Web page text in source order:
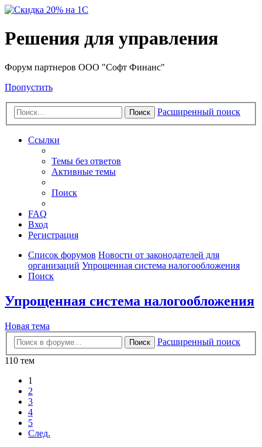
Решения для управления
Форум партнеров ООО "Софт Финанс"
Пропустить
Поиск Расширенный поиск
Ссылки
Темы без ответов
Активные темы
Поиск
FAQ
Вход
Регистрация
Список форумов Новости от законодателей для
организаций Упрощенная система налогообложения
Поиск
Упрощенная система налогообложения
Новая тема
Поиск
Расширенный поиск
110 тем
1
2
3
4
5
След.